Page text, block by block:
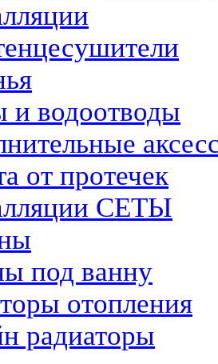
и водоотводы
от протечек
СЕТЫ
под ванну
отопления
радиаторы